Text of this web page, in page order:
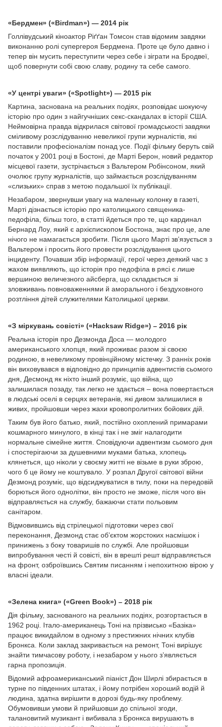
«Бердмен» («Birdman») — 2014 рік
Голлівудський кіноактор Ріґґан Томсон став відомим завдяки
виконанню ролі супергероя Бердмена. Проте це було давно і
тепер він мусить переступити через себе і зіграти на Бродвеї,
щоб повернути собі свою славу, родину та себе самого.
«У центрі уваги» («Spotlight») — 2015 рік
Картина, заснована на реальних подіях, розповідає шокуючу
історію про один з найгучніших секс-скандалах в історії США.
Неймовірна правда відкрилася світової громадськості завдяки
сміливому розслідуванню невеликої групи журналістів, які
поставили професіоналізм понад усе. Події фільму беруть свій
початок у 2001 році в Бостоні, де Марті Берон, новий редактор
місцевої газети, зустрічається з Вальтером Робінсоном, який
очолює групу журналістів, що займається розслідуванням
«слизьких» справ з метою подальшої їх публікації.
Незабаром, звернувши увагу на маленьку колонку в газеті,
Марті дізнається історію про католицького священика-
педофіла, більш того, в статті йдеться про те, що кардинал
Бернард Лоу, який є архієпископом Бостона, знає про це, але
нічого не намагається зробити. Після цього Марті зв’язується з
Вальтером і просить його провести розслідування цього
інциденту. Почавши збір інформації, герої через деякий час з
жахом виявляють, що історія про педофіла в рясі є лише
вершиною величезного айсберга, що складається зі
зловживань повноваженнями й аморального і бездуховного
розтління дітей служителями Католицької церкви.
«З міркувань совісті» («Hacksaw Ridge») – 2016 рік
Реальна історія про Дезмонда Доса — молодого
американського хлопця, який проживає разом зі своєю
родиною, в невеликому провінційному містечку. З ранніх років
він виховувався в відповідно до принципів адвентистів сьомого
дня, Десмонд як ніхто інший розуміє, що війна, що
залишилася позаду, так легко не здається – вона повертається
в людські оселі в серцях ветеранів, які дивом залишилися в
живих, пройшовши через жахи кровопролитних бойових дій.
Таким був його батько, який, постійно охоплений примарами
кошмарного минулого, в кінці так і не зміг налагодити
нормальне сімейне життя. Сповідуючи адвентизм сьомого дня
і спостерігаючи за душевними муками батька, хлопець
клянеться, що ніколи у своєму житті не візьме в руки зброю,
чого б це йому не коштувало. У розпал Другої світової війни
Дезмонд розуміє, що відсиджуватися в тилу, поки на передовій
борються його однолітки, він просто не зможе, після чого він
відправляється на службу, бажаючи стати польовим
санітаром.
Відмовившись від стрілецької підготовки через свої
переконання, Дезмонд стає об’єктом жорстоких насмішок і
принижень з боку товаришів по службі. Але пройшовши
випробування честі й совісті, він в врешті решт відправляється
на фронт, озброївшись Святим писанням і непохитною вірою у
власні ідеали.
«Зелена книга» («Green Book») – 2018 рік
Дія фільму, заснованого на реальних подіях, розгортається в
1962 році. Італо-американець Тоні на прізвисько «Базіка»
працює викидайлом в одному з престижних нічних клубів
Бронкса. Коли заклад закривається на ремонт, Тоні вирішує
знайти тимчасову роботу, і незабаром у нього з’являється
гарна пропозиція.
Відомий афроамериканський піаніст Дон Ширлі збирається в
турне по південних штатах, і йому потрібен хороший водій й
людина, здатна вирішити в дорозі будь-яку проблему.
Обумовивши умови й прийшовши до спільної згоди,
талановитий музикант і вибивала з Бронкса вирушають в